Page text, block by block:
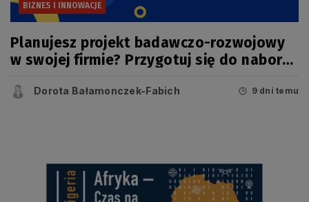
BIZNES I INNOWACJE
Planujesz projekt badawczo-rozwojowy
w swojej firmie? Przygotuj się do naboru
Dorota Bałamonczek-Fabich 9 dni temu